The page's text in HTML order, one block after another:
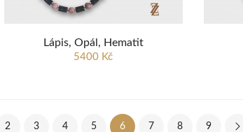
Lápis, Opál, Hematit
5400 Kč
2 3 4 5 6 7 8 9